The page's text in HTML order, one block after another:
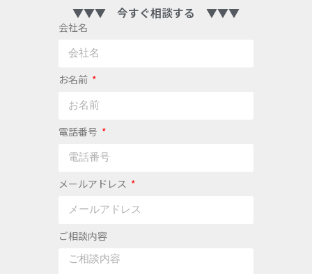
▼▼▼ 今すぐ相談する ▼▼▼
会社名
お名前
電話番号
メールアドレス
ご相談内容